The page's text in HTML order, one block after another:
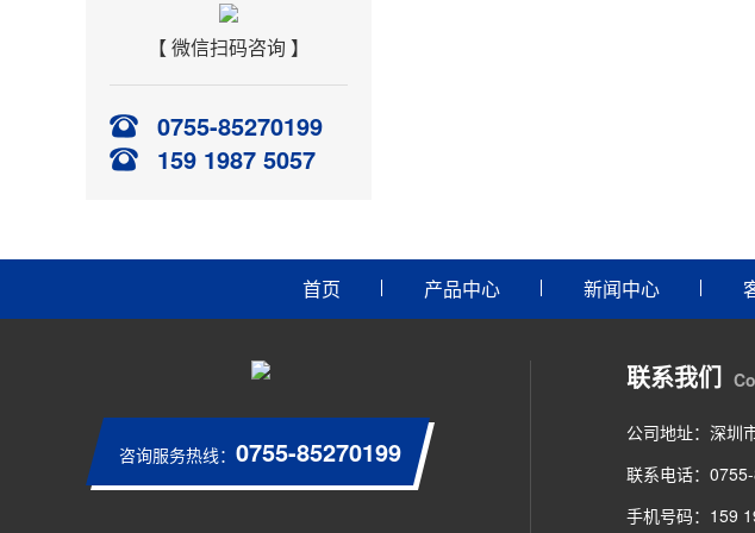
【 微信扫码咨询 】
0755-85270199
159 1987 5057
首页 产品中心 新闻中心
咨询服务热线： 0755-85270199
联系我们
公司地址：深圳
联系电话：
手机号码：159